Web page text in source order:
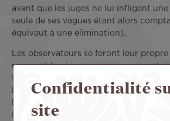
avant que les juges ne lui infligent
seule de ses vagues étant alors
équivaut à une élimination).
Les observateurs se feront leur
revoyant la séquence mais pour
forcé l’interférence en s’élançant au
l’arrière, difficile pour Vahine de la voir.
haut niveau du surf professionnel, nul
Fierro saura retenir la leçon et se
Confidentialité
site